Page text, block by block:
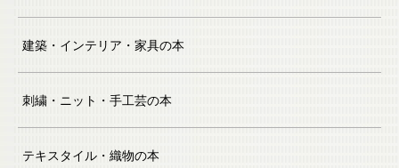
建築・インテリア・家具の本
刺繍・ニット・手工芸の本
テキスタイル・織物の本